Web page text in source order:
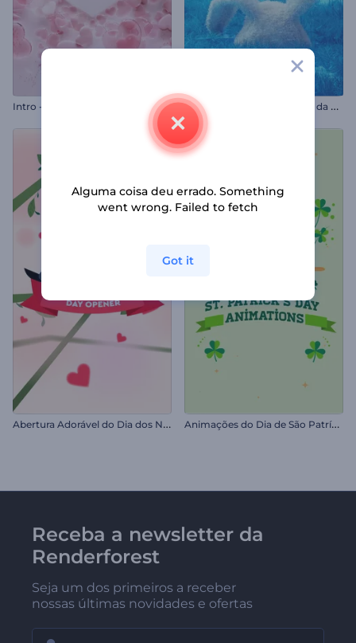
I
ntro - Corações Delicados Caindo I
ntro Realista de Coelhinho da Páscoa
A
bertura Adorável do Dia dos Namorados A
nimações do Dia de São Patrício
Receba a newsletter da
Renderforest
Seja um dos primeiros a receber
nossas últimas novidades e ofertas
Alguma coisa deu errado. Something
went wrong. Failed to fetch
Got it